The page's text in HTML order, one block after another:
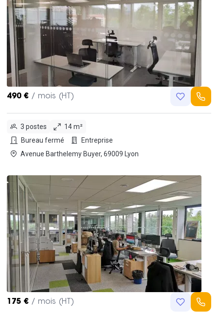
490 € / mois (HT)
3 postes
14 m²
Bureau fermé
Entreprise
Avenue Barthelemy Buyer, 69009 Lyon
175 € / mois (HT)